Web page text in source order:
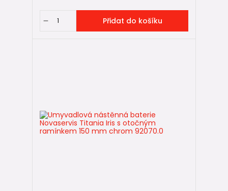
Přidat do košíku